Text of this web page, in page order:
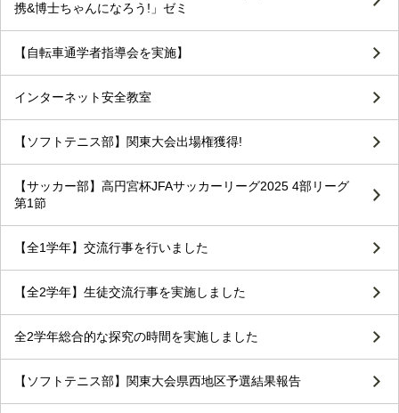
携&博士ちゃんになろう!」ゼミ
【自転車通学者指導会を実施】
インターネット安全教室
【ソフトテニス部】関東大会出場権獲得!
【サッカー部】高円宮杯JFAサッカーリーグ2025 4部リーグ
第1節
【全1学年】交流行事を行いました
【全2学年】生徒交流行事を実施しました
全2学年総合的な探究の時間を実施しました
【ソフトテニス部】関東大会県西地区予選結果報告